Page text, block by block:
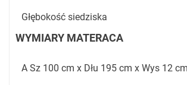
Głębokość siedziska
WYMIARY MATERACA
A Sz 100 cm x Dłu 195 cm x Wys 12 cm